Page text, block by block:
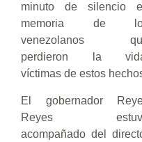
minuto de silencio
memoria de
venezolanos
perdieron la
víctimas de estos
El gobernador
Reyes
acompañado del